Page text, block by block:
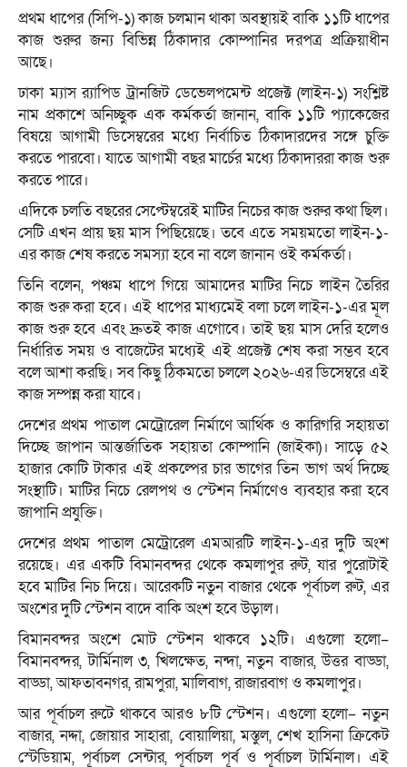
প্রথম ধাপের (সিপি-১) কাজ চলমান থাকা অবস্থায়ই বাকি ১১টি ধাপের
কাজ শুরুর জন্য বিভিন্ন ঠিকাদার কোম্পানির দরপত্র প্রক্রিয়াধীন
আছে।
ঢাকা ম্যাস র‌্যাপিড ট্রানজিট ডেভেলপমেন্ট প্রজেক্ট (লাইন-১) সংশ্লিষ্ট
নাম প্রকাশে অনিচ্ছুক এক কর্মকর্তা জানান, বাকি ১১টি প্যাকেজের
বিষয়ে আগামী ডিসেম্বরের মধ্যে নির্বাচিত ঠিকাদারদের সঙ্গে চুক্তি
করতে পারবো। যাতে আগামী বছর মার্চের মধ্যে ঠিকাদাররা কাজ শুরু
করতে পারে।
এদিকে চলতি বছরের সেপ্টেম্বরেই মাটির নিচের কাজ শুরুর কথা ছিল।
সেটি এখন প্রায় ছয় মাস পিছিয়েছে। তবে এতে সময়মতো লাইন-১-
এর কাজ শেষ করতে সমস্যা হবে না বলে জানান ওই কর্মকর্তা।
তিনি বলেন, পঞ্চম ধাপে গিয়ে আমাদের মাটির নিচে লাইন তৈরির
কাজ শুরু করা হবে। এই ধাপের মাধ্যমেই বলা চলে লাইন-১-এর মূল
কাজ শুরু হবে এবং দ্রুতই কাজ এগোবে। তাই ছয় মাস দেরি হলেও
নির্ধারিত সময় ও বাজেটের মধ্যেই এই প্রজেক্ট শেষ করা সম্ভব হবে
বলে আশা করছি। সব কিছু ঠিকমতো চললে ২০২৬-এর ডিসেম্বরে এই
কাজ সম্পন্ন করা যাবে।
দেশের প্রথম পাতাল মেট্রোরেল নির্মাণে আর্থিক ও কারিগরি সহায়তা
দিচ্ছে জাপান আন্তর্জাতিক সহায়তা কোম্পানি (জাইকা)। সাড়ে ৫২
হাজার কোটি টাকার এই প্রকল্পের চার ভাগের তিন ভাগ অর্থ দিচ্ছে
সংস্থাটি। মাটির নিচে রেলপথ ও স্টেশন নির্মাণেও ব্যবহার করা হবে
জাপানি প্রযুক্তি।
দেশের প্রথম পাতাল মেট্রোরেল এমআরটি লাইন-১-এর দুটি অংশ
রয়েছে। এর একটি বিমানবন্দর থেকে কমলাপুর রুট, যার পুরোটাই
হবে মাটির নিচ দিয়ে। আরেকটি নতুন বাজার থেকে পূর্বাচল রুট, এর
অংশের দুটি স্টেশন বাদে বাকি অংশ হবে উড়াল।
বিমানবন্দর অংশে মোট স্টেশন থাকবে ১২টি। এগুলো হলো–
বিমানবন্দর, টার্মিনাল ৩, খিলক্ষেত, নন্দা, নতুন বাজার, উত্তর বাড্ডা,
বাড্ডা, আফতাবনগর, রামপুরা, মালিবাগ, রাজারবাগ ও কমলাপুর।
আর পূর্বাচল রুটে থাকবে আরও ৮টি স্টেশন। এগুলো হলো– নতুন
বাজার, নদ্দা, জোয়ার সাহারা, বোয়ালিয়া, মস্তুল, শেখ হাসিনা ক্রিকেট
স্টেডিয়াম, পূর্বাচল সেন্টার, পূর্বাচল পূর্ব ও পূর্বাচল টার্মিনাল। এই